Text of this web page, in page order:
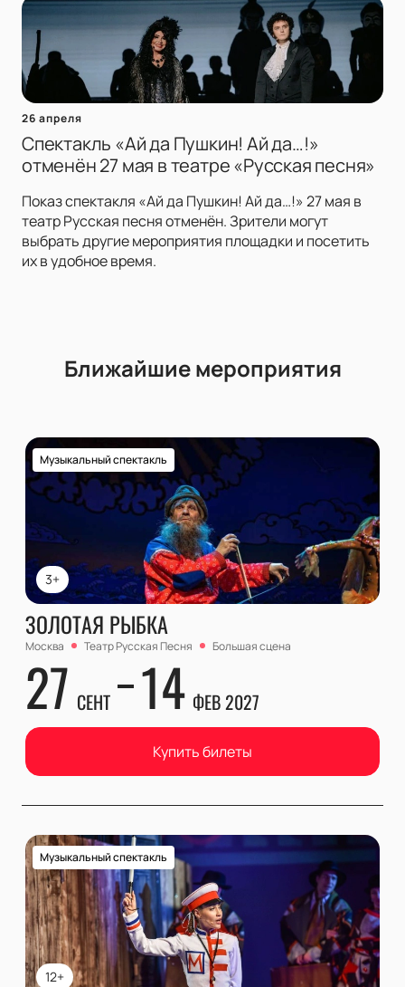
26 апреля
Спектакль «Ай да Пушкин! Ай да…!»
отменён 27 мая в театре «Русская песня»
Показ спектакля «Ай да Пушкин! Ай да…!» 27 мая в
театр Русская песня отменён. Зрители могут
выбрать другие мероприятия площадки и посетить
их в удобное время.
Ближайшие мероприятия
3+
Музыкальный спектакль
ЗОЛОТАЯ РЫБКА
Москва Театр Русская Песня Большая сцена
27 СЕНТ 14 ФЕВ 2027
Купить билеты
12+
Музыкальный спектакль